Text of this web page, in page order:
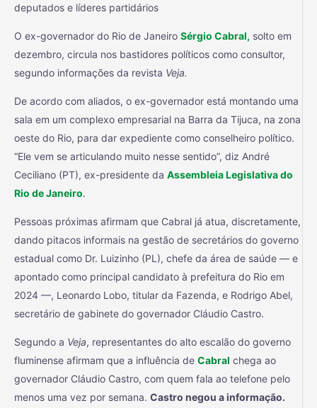
deputados e líderes partidários
O ex-governador do Rio de Janeiro Sérgio Cabral, solto em
dezembro, circula nos bastidores políticos como consultor,
segundo informações da revista Veja.
De acordo com aliados, o ex-governador está montando uma
sala em um complexo empresarial na Barra da Tijuca, na zona
oeste do Rio, para dar expediente como conselheiro político.
“Ele vem se articulando muito nesse sentido”, diz André
Ceciliano (PT), ex-presidente da Assembleia Legislativa do
Rio de Janeiro.
Pessoas próximas afirmam que Cabral já atua, discretamente,
dando pitacos informais na gestão de secretários do governo
estadual como Dr. Luizinho (PL), chefe da área de saúde — e
apontado como principal candidato à prefeitura do Rio em
2024 —, Leonardo Lobo, titular da Fazenda, e Rodrigo Abel,
secretário de gabinete do governador Cláudio Castro.
Segundo a Veja, representantes do alto escalão do governo
fluminense afirmam que a influência de Cabral chega ao
governador Cláudio Castro, com quem fala ao telefone pelo
menos uma vez por semana. Castro negou a informação.